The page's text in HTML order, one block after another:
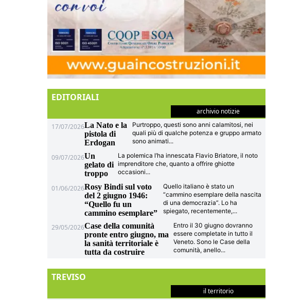
EDITORIALI
archivio notizie
17/07/2026La Nato e la
pistola di
Erdogan
Purtroppo, questi sono anni calamitosi, nei
quali più di qualche potenza e gruppo armato
sono animati...
09/07/2026Un
gelato di
troppo
La polemica l’ha innescata Flavio Briatore, il noto
imprenditore che, quanto a offrire ghiotte
occasioni...
01/06/2026Rosy Bindi sul voto
del 2 giugno 1946:
“Quello fu un
cammino esemplare”
Quello italiano è stato un
“cammino esemplare della nascita
di una democrazia”. Lo ha
spiegato, recentemente,...
29/05/2026Case della comunità
pronte entro giugno, ma
la sanità territoriale è
tutta da costruire
Entro il 30 giugno dovranno
essere completate in tutto il
Veneto. Sono le Case della
comunità, anello...
TREVISO
il territorio